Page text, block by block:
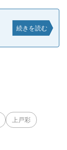
続きを読む
上戸彩